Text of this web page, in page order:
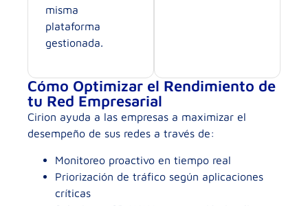
misma
plataforma
gestionada.
Cómo Optimizar el Rendimiento de
tu Red Empresarial
Cirion ayuda a las empresas a maximizar el
desempeño de sus redes a través de:
Monitoreo proactivo en tiempo real
Priorización de tráfico según aplicaciones
críticas